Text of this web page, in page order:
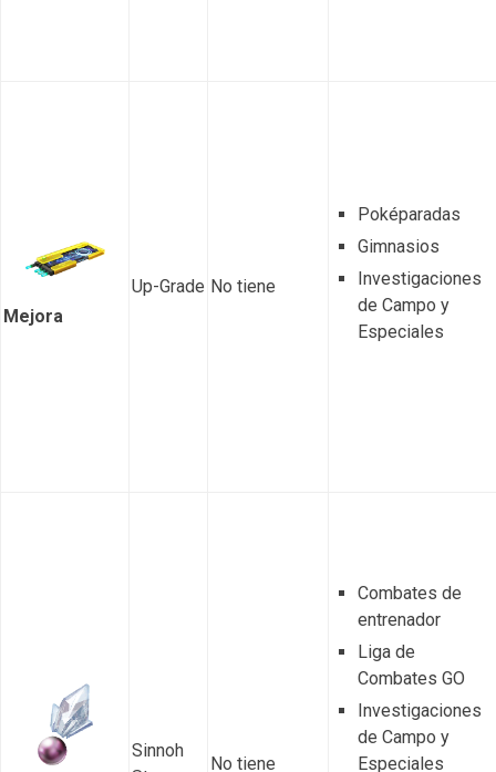
Mejora
Up-Grade No tiene
Poképaradas
Gimnasios
Investigaciones
de Campo y
Especiales
Sinnoh
No tiene
Combates de
entrenador
Liga de
Combates GO
Investigaciones
de Campo y
Especiales